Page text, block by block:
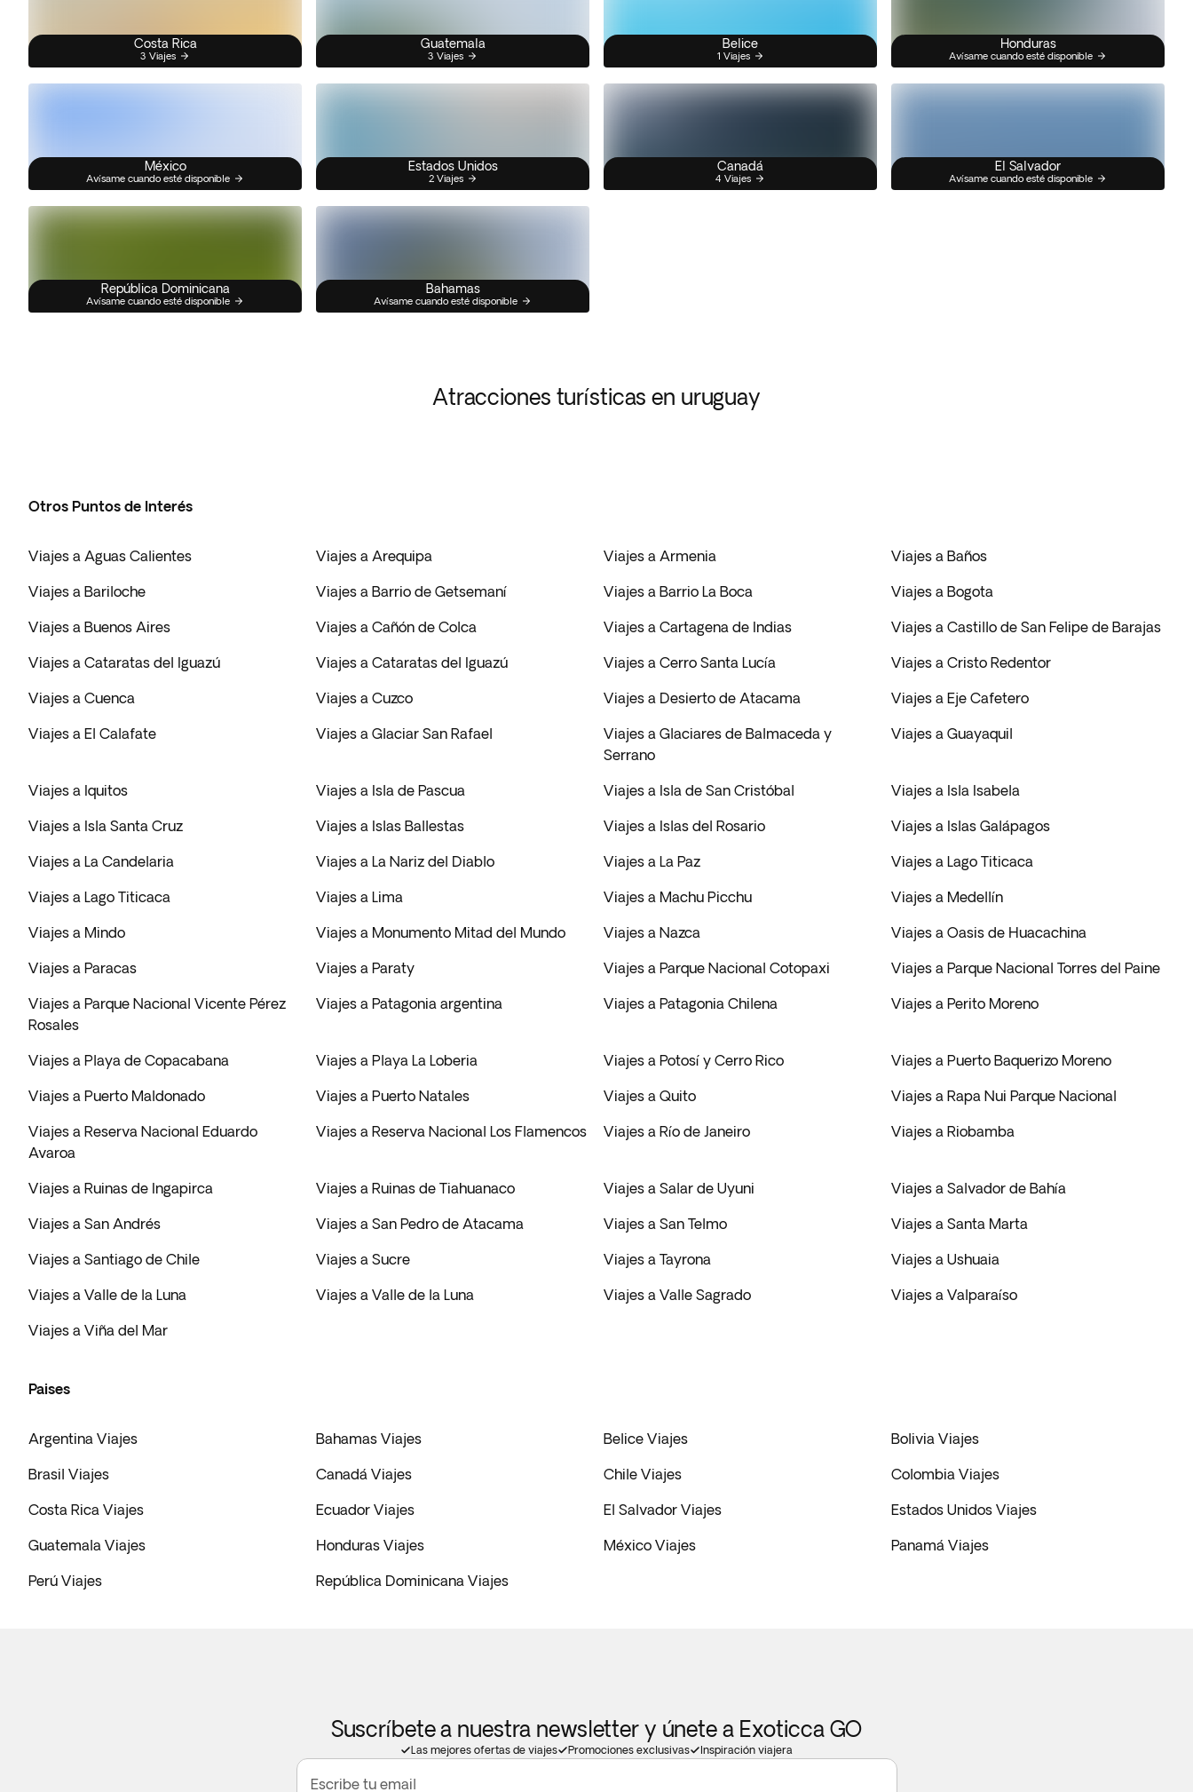
Costa Rica
3 Viajes
Guatemala
3 Viajes
Belice
1 Viajes
Honduras
Avísame cuando esté disponible
México
Avísame cuando esté disponible
Estados Unidos
2 Viajes
Canadá
4 Viajes
El Salvador
Avísame cuando esté disponible
República Dominicana
Avísame cuando esté disponible
Bahamas
Avísame cuando esté disponible
Atracciones turísticas en uruguay
Otros Puntos de Interés
Viajes a Aguas Calientes Viajes a Arequipa Viajes a Armenia Viajes a Baños
Viajes a Bariloche Viajes a Barrio de Getsemaní Viajes a Barrio La Boca Viajes a Bogota
Viajes a Buenos Aires Viajes a Cañón de Colca Viajes a Cartagena de Indias Viajes a Castillo de San Felipe de Barajas
Viajes a Cataratas del Iguazú Viajes a Cataratas del Iguazú Viajes a Cerro Santa Lucía Viajes a Cristo Redentor
Viajes a Cuenca Viajes a Cuzco Viajes a Desierto de Atacama Viajes a Eje Cafetero
Viajes a El Calafate Viajes a Glaciar San Rafael
Viajes a Glaciares de Balmaceda y
Serrano
Viajes a Guayaquil
Viajes a Iquitos Viajes a Isla de Pascua Viajes a Isla de San Cristóbal Viajes a Isla Isabela
Viajes a Isla Santa Cruz Viajes a Islas Ballestas Viajes a Islas del Rosario Viajes a Islas Galápagos
Viajes a La Candelaria Viajes a La Nariz del Diablo Viajes a La Paz Viajes a Lago Titicaca
Viajes a Lago Titicaca Viajes a Lima Viajes a Machu Picchu Viajes a Medellín
Viajes a Mindo Viajes a Monumento Mitad del Mundo Viajes a Nazca Viajes a Oasis de Huacachina
Viajes a Paracas Viajes a Paraty Viajes a Parque Nacional Cotopaxi Viajes a Parque Nacional Torres del Paine
Viajes a Parque Nacional Vicente Pérez
Rosales
Viajes a Patagonia argentina Viajes a Patagonia Chilena Viajes a Perito Moreno
Viajes a Playa de Copacabana Viajes a Playa La Loberia Viajes a Potosí y Cerro Rico Viajes a Puerto Baquerizo Moreno
Viajes a Puerto Maldonado Viajes a Puerto Natales Viajes a Quito Viajes a Rapa Nui Parque Nacional
Viajes a Reserva Nacional Eduardo
Avaroa
Viajes a Reserva Nacional Los Flamencos Viajes a Río de Janeiro Viajes a Riobamba
Viajes a Ruinas de Ingapirca Viajes a Ruinas de Tiahuanaco Viajes a Salar de Uyuni Viajes a Salvador de Bahía
Viajes a San Andrés Viajes a San Pedro de Atacama Viajes a San Telmo Viajes a Santa Marta
Viajes a Santiago de Chile Viajes a Sucre Viajes a Tayrona Viajes a Ushuaia
Viajes a Valle de la Luna Viajes a Valle de la Luna Viajes a Valle Sagrado Viajes a Valparaíso
Viajes a Viña del Mar
Paises
Argentina Viajes Bahamas Viajes Belice Viajes Bolivia Viajes
Brasil Viajes Canadá Viajes Chile Viajes Colombia Viajes
Costa Rica Viajes Ecuador Viajes El Salvador Viajes Estados Unidos Viajes
Guatemala Viajes Honduras Viajes México Viajes Panamá Viajes
Perú Viajes República Dominicana Viajes
Suscríbete a nuestra newsletter y únete a Exoticca GO
Las mejores ofertas de viajes Promociones exclusivas Inspiración viajera
Escribe tu email